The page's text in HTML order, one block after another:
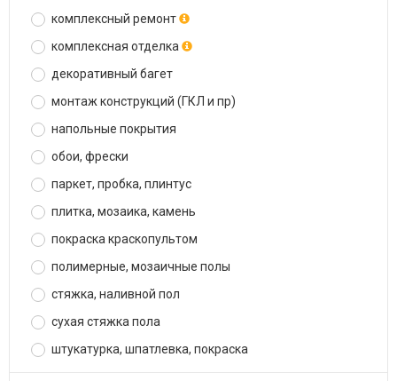
комплексный ремонт
комплексная отделка
декоративный багет
монтаж конструкций (ГКЛ и пр)
напольные покрытия
обои, фрески
паркет, пробка, плинтус
плитка, мозаика, камень
покраска краскопультом
полимерные, мозаичные полы
стяжка, наливной пол
сухая стяжка пола
штукатурка, шпатлевка, покраска